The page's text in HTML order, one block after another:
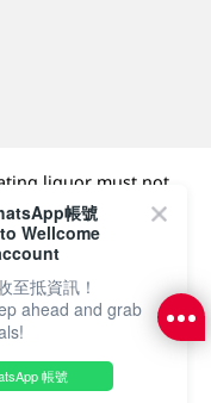
liquor must not
in the course of
年人 (18 歲以下人士)
Farm Company
帳號
Wellcome
至抵資訊！
ahead and grab
帳號